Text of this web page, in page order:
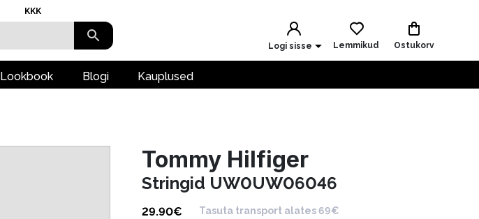
KKK
Logi sisse Lemmikud Ostukorv
Lookbook Blogi Kauplused
Tommy Hilfiger
Stringid UW0UW06046
29.90€ Tasuta transport alates 69€